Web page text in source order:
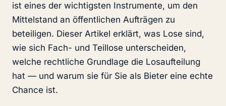
ist eines der wichtigsten Instrumente, um den
Mittelstand an öffentlichen Aufträgen zu
beteiligen. Dieser Artikel erklärt, was Lose sind,
wie sich Fach- und Teillose unterscheiden,
welche rechtliche Grundlage die Losaufteilung
hat — und warum sie für Sie als Bieter eine echte
Chance ist.